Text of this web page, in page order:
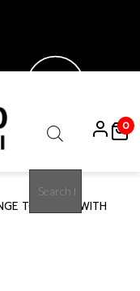
search
0
TOTE BAG WITH